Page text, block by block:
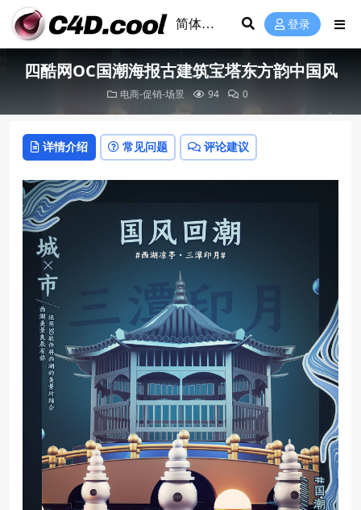
登录
四酷网OC国潮海报古建筑宝塔东方韵中国风
电商-促销-场景 94 0
详情介绍 常见问题 评论建议